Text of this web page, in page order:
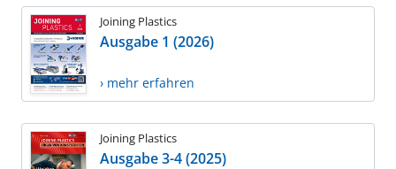
Joining Plastics
Ausgabe 1 (2026)
› mehr erfahren
Joining Plastics
Ausgabe 3-4 (2025)